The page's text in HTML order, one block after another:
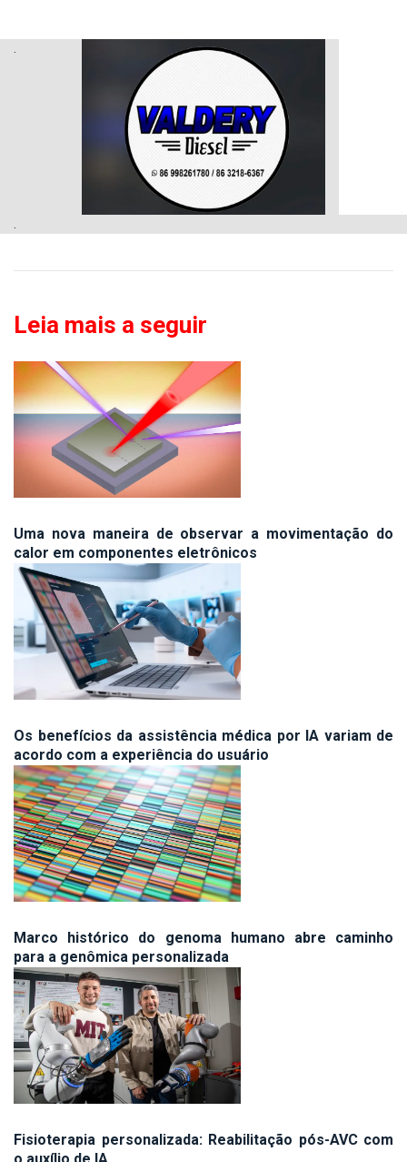
.
.
Leia mais a seguir
Uma nova maneira de observar a movimentação do
calor em componentes eletrônicos
Os benefícios da assistência médica por IA variam de
acordo com a experiência do usuário
Marco histórico do genoma humano abre caminho
para a genômica personalizada
Fisioterapia personalizada: Reabilitação pós-AVC com